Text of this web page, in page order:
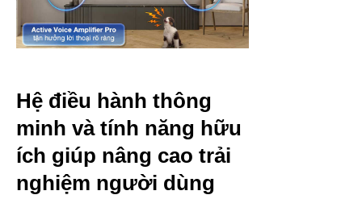
Hệ điều hành thông
minh và tính năng hữu
ích giúp nâng cao trải
nghiệm người dùng